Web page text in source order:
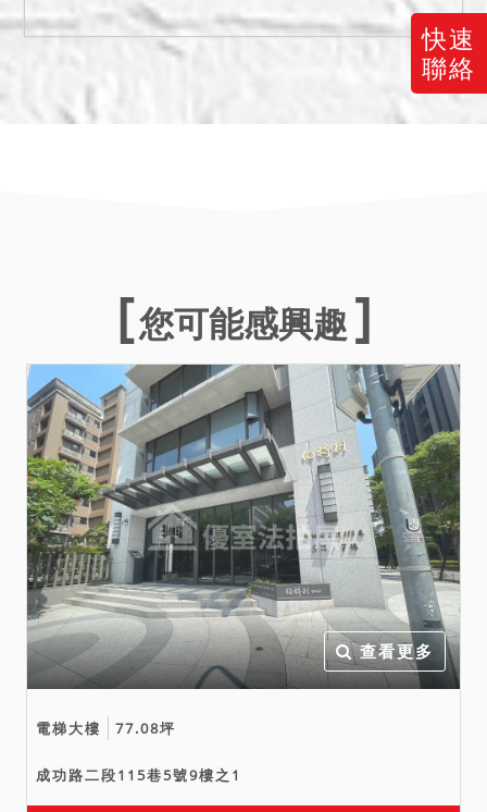
快速
聯絡
四、有抵押權設定，拍定後
全部塗銷抵押權登記。
五、投標日期：中華民國
115年3月25日第1次拍賣。
您可能感興趣
查看更多
電梯大樓 77.08坪
成功路二段115巷5號9樓之1